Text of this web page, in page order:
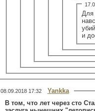
Для
и
08.09.2018 17:32
Yankka
В том, что лет через сто